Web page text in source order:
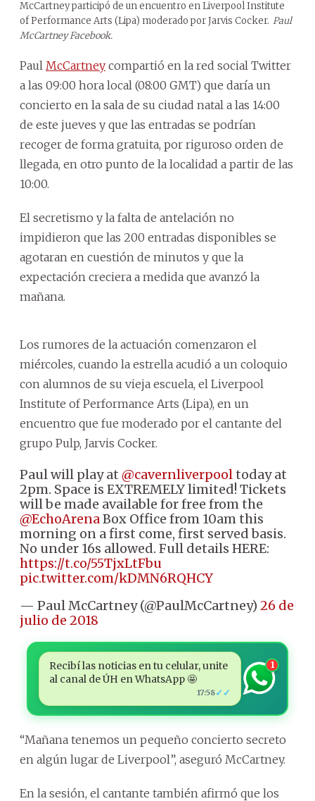
McCartney participó de un encuentro en Liverpool Institute
of Performance Arts (Lipa) moderado por Jarvis Cocker. Paul
McCartney Facebook.
Paul McCartney compartió en la red social Twitter
a las 09:00 hora local (08:00 GMT) que daría un
concierto en la sala de su ciudad natal a las 14:00
de este jueves y que las entradas se podrían
recoger de forma gratuita, por riguroso orden de
llegada, en otro punto de la localidad a partir de las
10:00.
El secretismo y la falta de antelación no
impidieron que las 200 entradas disponibles se
agotaran en cuestión de minutos y que la
expectación creciera a medida que avanzó la
mañana.
Los rumores de la actuación comenzaron el
miércoles, cuando la estrella acudió a un coloquio
con alumnos de su vieja escuela, el Liverpool
Institute of Performance Arts (Lipa), en un
encuentro que fue moderado por el cantante del
grupo Pulp, Jarvis Cocker.
Paul will play at @cavernliverpooltoday at
2pm. Space is EXTREMELY limited! Tickets
will be made available for free from the
@EchoArenaBox Office from 10am this
morning on a first come, first served basis.
No under 16s allowed. Full details HERE:
https://t.co/55TjxLtFbu
pic.twitter.com/kDMN6RQHCY
— Paul McCartney (@PaulMcCartney) 26 de
julio de 2018
Recibí las noticias en tu celular, unite
al canal de ÚH en WhatsApp 🤩
17:58✓✓
1
“Mañana tenemos un pequeño concierto secreto
en algún lugar de Liverpool”, aseguró McCartney.
En la sesión, el cantante también afirmó que los